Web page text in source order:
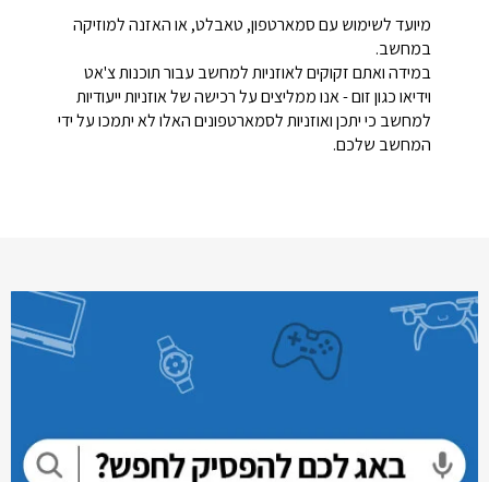
מיועד לשימוש עם סמארטפון, טאבלט, או האזנה למוזיקה
במחשב.
במידה ואתם זקוקים לאוזניות למחשב עבור תוכנות צ'אט
וידיאו כגון זום - אנו ממליצים על רכישה של אוזניות ייעודיות
למחשב כי יתכן ואוזניות לסמארטפונים האלו לא יתמכו על ידי
המחשב שלכם.